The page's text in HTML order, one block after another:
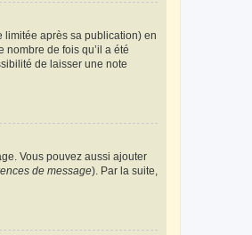
limitée après sa publication) en
de fois qu’il a été
de laisser une note
Vous pouvez aussi ajouter
de message). Par la suite,